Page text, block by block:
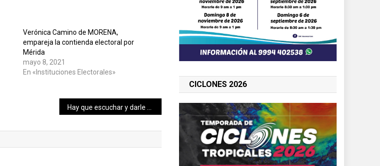
Verónica Camino de MORENA,
empareja la contienda electoral por
Mérida
mayo 8, 2021
En «Instituciones Electorales»
CICLONES 2026